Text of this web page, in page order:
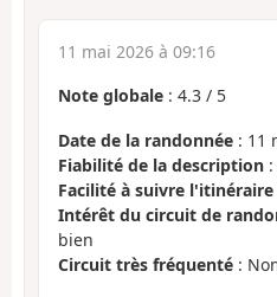
11 mai 2026 à 09:16
Note globale : 4.3 / 5
Date de la randonnée : 11
Fiabilité de la description
Facilité à suivre l'itinéraire
Intérêt du circuit de
bien
Circuit très fréquenté :